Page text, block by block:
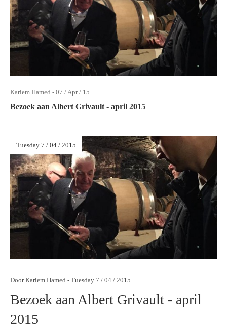
Kariem Hamed - 07 / Apr / 15
Bezoek aan Albert Grivault - april 2015
Tuesday 7 / 04 / 2015
Door Kariem Hamed - Tuesday 7 / 04 / 2015
Bezoek aan Albert Grivault - april
2015